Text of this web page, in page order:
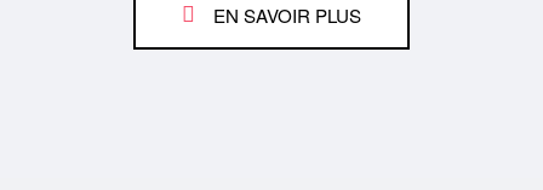
EN SAVOIR PLUS